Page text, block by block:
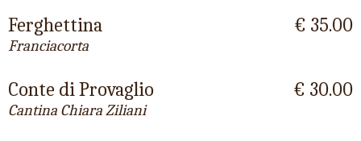
Ferghettina
Franciacorta
€ 35.00
Conte di Provaglio
Cantina Chiara Ziliani
€ 30.00